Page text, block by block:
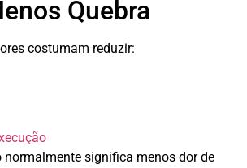
Quebra
costumam reduzir:
normalmente significa menos dor de